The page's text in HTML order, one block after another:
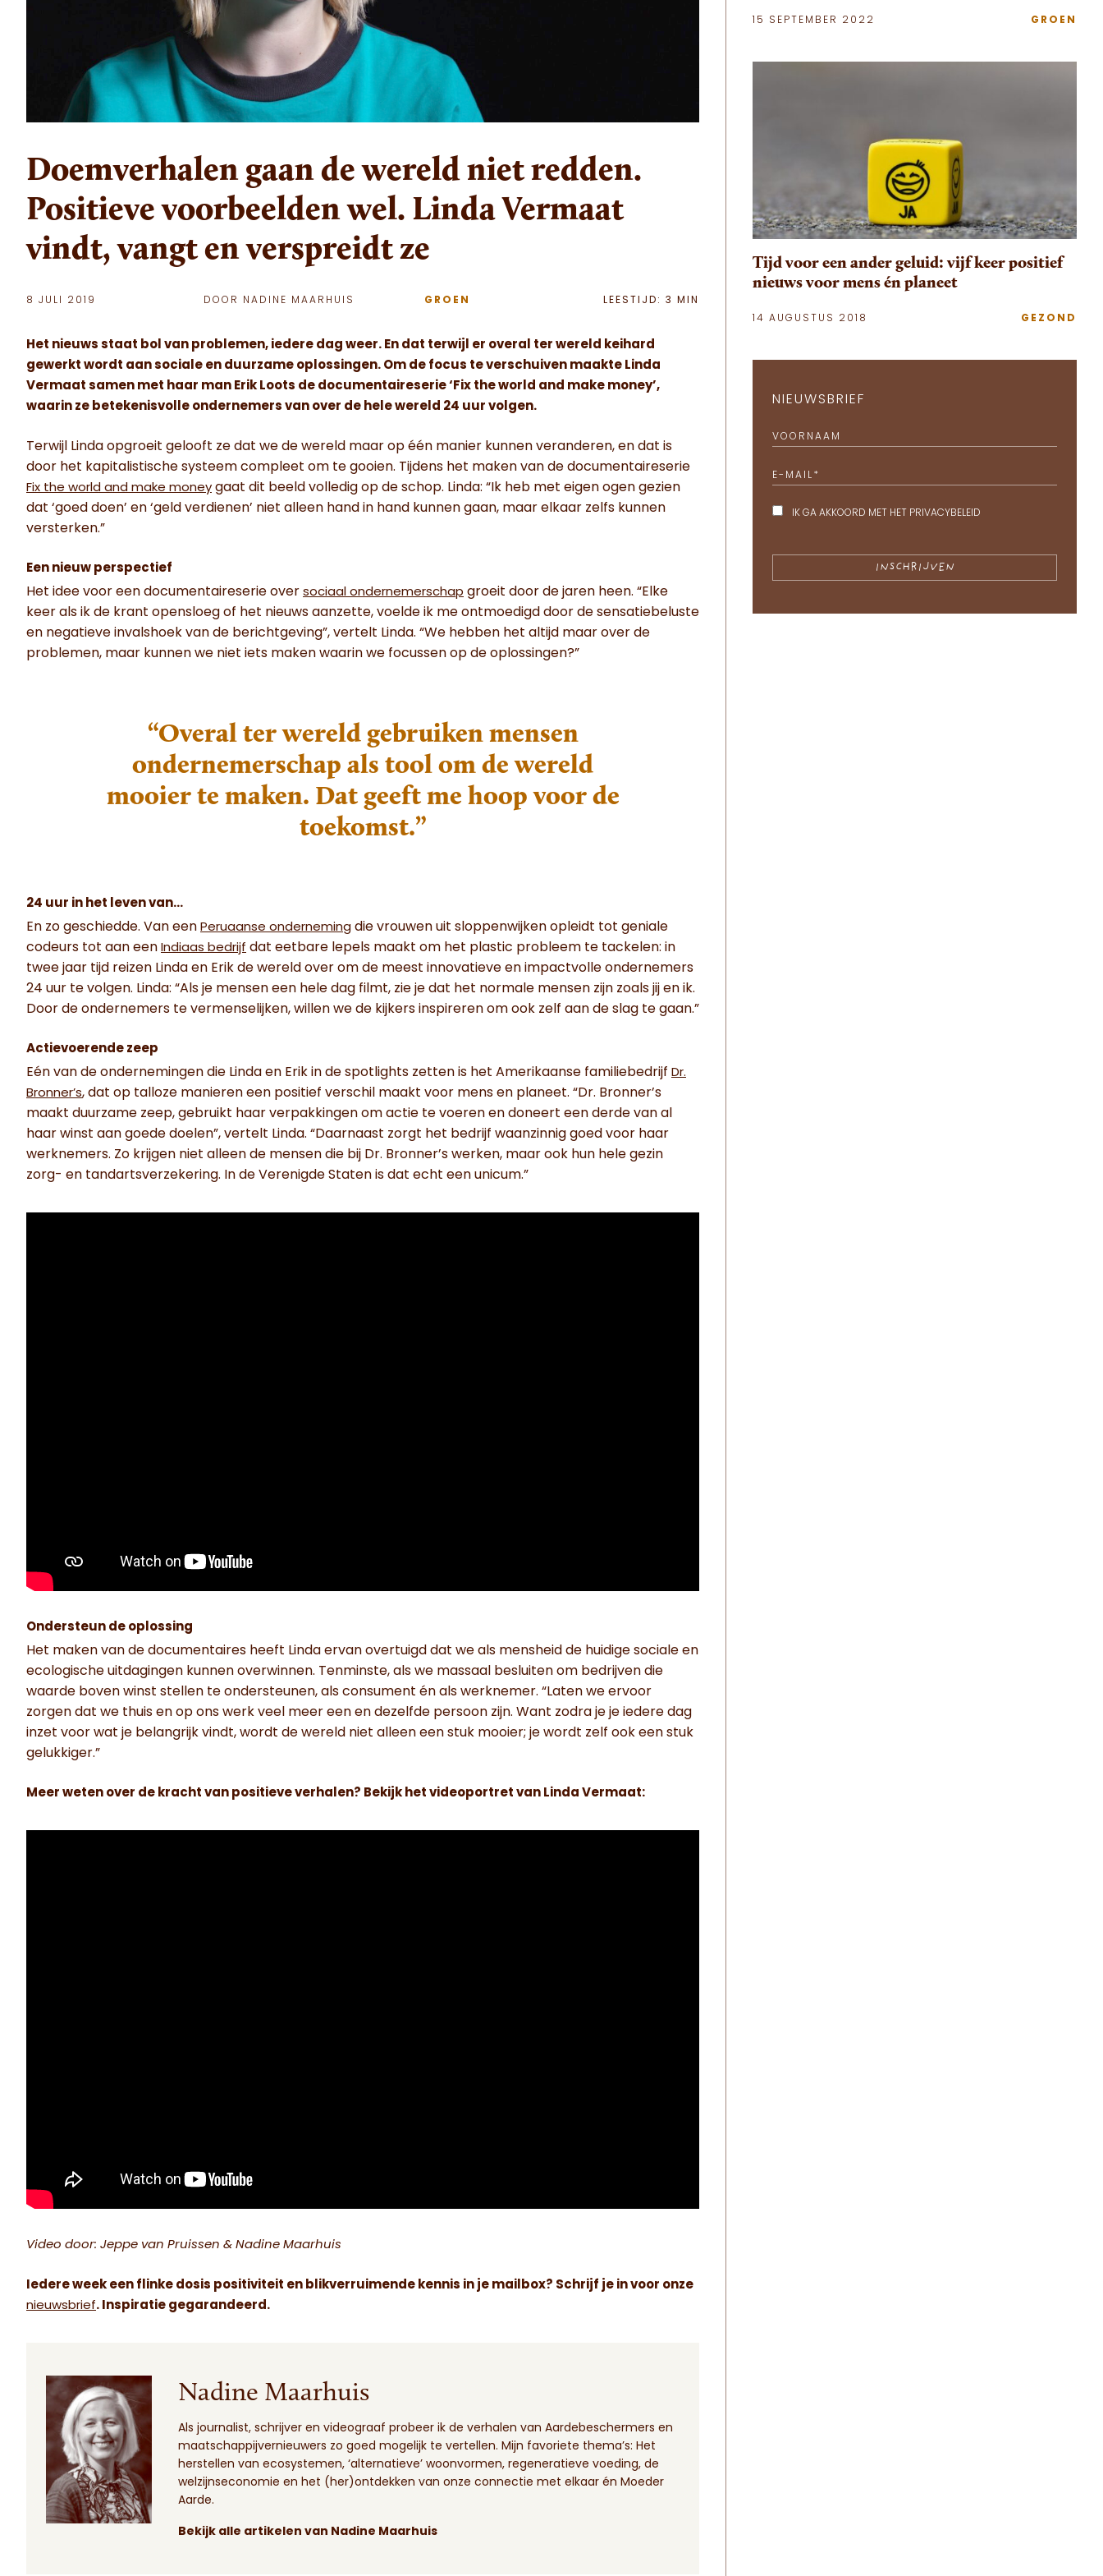
Doemverhalen gaan de wereld niet redden.
Positieve voorbeelden wel. Linda Vermaat
vindt, vangt en verspreidt ze
8 JULI 2019 DOOR NADINE MAARHUIS GROEN LEESTIJD: 3 MIN
Het nieuws staat bol van problemen, iedere dag weer. En dat terwijl er overal ter wereld keihard
gewerkt wordt aan sociale en duurzame oplossingen. Om de focus te verschuiven maakte Linda
Vermaat samen met haar man Erik Loots de documentaireserie ‘Fix the world and make money’,
waarin ze betekenisvolle ondernemers van over de hele wereld 24 uur volgen.
Terwijl Linda opgroeit gelooft ze dat we de wereld maar op één manier kunnen veranderen, en dat is
door het kapitalistische systeem compleet om te gooien. Tijdens het maken van de documentaireserie
Fix the world and make money gaat dit beeld volledig op de schop. Linda: “Ik heb met eigen ogen gezien
dat ‘goed doen’ en ‘geld verdienen’ niet alleen hand in hand kunnen gaan, maar elkaar zelfs kunnen
versterken.”
Een nieuw perspectief
Het idee voor een documentaireserie over sociaal ondernemerschap groeit door de jaren heen. “Elke
keer als ik de krant opensloeg of het nieuws aanzette, voelde ik me ontmoedigd door de sensatiebeluste
en negatieve invalshoek van de berichtgeving”, vertelt Linda. “We hebben het altijd maar over de
problemen, maar kunnen we niet iets maken waarin we focussen op de oplossingen?”
“Overal ter wereld gebruiken mensen
ondernemerschap als tool om de wereld
mooier te maken. Dat geeft me hoop voor de
toekomst.”
24 uur in het leven van…
En zo geschiedde. Van een Peruaanse onderneming die vrouwen uit sloppenwijken opleidt tot geniale
codeurs tot aan een Indiaas bedrijf dat eetbare lepels maakt om het plastic probleem te tackelen: in
twee jaar tijd reizen Linda en Erik de wereld over om de meest innovatieve en impactvolle ondernemers
24 uur te volgen. Linda: “Als je mensen een hele dag filmt, zie je dat het normale mensen zijn zoals jij en ik.
Door de ondernemers te vermenselijken, willen we de kijkers inspireren om ook zelf aan de slag te gaan.”
Actievoerende zeep
Eén van de ondernemingen die Linda en Erik in de spotlights zetten is het Amerikaanse familiebedrijf Dr.
Bronner’s, dat op talloze manieren een positief verschil maakt voor mens en planeet. “Dr. Bronner’s
maakt duurzame zeep, gebruikt haar verpakkingen om actie te voeren en doneert een derde van al
haar winst aan goede doelen”, vertelt Linda. “Daarnaast zorgt het bedrijf waanzinnig goed voor haar
werknemers. Zo krijgen niet alleen de mensen die bij Dr. Bronner’s werken, maar ook hun hele gezin
zorg- en tandartsverzekering. In de Verenigde Staten is dat echt een unicum.”
Ondersteun de oplossing
Het maken van de documentaires heeft Linda ervan overtuigd dat we als mensheid de huidige sociale en
ecologische uitdagingen kunnen overwinnen. Tenminste, als we massaal besluiten om bedrijven die
waarde boven winst stellen te ondersteunen, als consument én als werknemer. “Laten we ervoor
zorgen dat we thuis en op ons werk veel meer een en dezelfde persoon zijn. Want zodra je je iedere dag
inzet voor wat je belangrijk vindt, wordt de wereld niet alleen een stuk mooier; je wordt zelf ook een stuk
gelukkiger.”
Meer weten over de kracht van positieve verhalen? Bekijk het videoportret van Linda Vermaat:
Video door: Jeppe van Pruissen & Nadine Maarhuis
Iedere week een flinke dosis positiviteit en blikverruimende kennis in je mailbox? Schrijf je in voor onze
nieuwsbrief. Inspiratie gegarandeerd.
Nadine Maarhuis
Als journalist, schrijver en videograaf probeer ik de verhalen van Aardebeschermers en
maatschappijvernieuwers zo goed mogelijk te vertellen. Mijn favoriete thema’s: Het
herstellen van ecosystemen, ‘alternatieve’ woonvormen, regeneratieve voeding, de
welzijnseconomie en het (her)ontdekken van onze connectie met elkaar én Moeder
Aarde.
Bekijk alle artikelen van Nadine Maarhuis
15 SEPTEMBER 2022 GROEN
Tijd voor een ander geluid: vijf keer positief
nieuws voor mens én planeet
14 AUGUSTUS 2018 GEZOND
NIEUWSBRIEF
VOORNAAM
E-MAIL *
IK GA AKKOORD MET HET PRIVACYBELEID